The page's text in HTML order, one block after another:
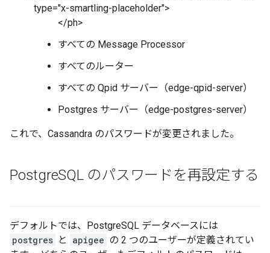
type="x-smartling-placeholder">
</ph>
すべての Message Processor
すべてのルーター
すべての Qpid サーバー（edge-qpid-server）
Postgres サーバー（edge-postgres-server）
これで、Cassandra のパスワードが変更されました。
PostgreSQL のパスワードを再設定する
デフォルトでは、PostgreSQL データベースには
postgres と apigee の 2 つのユーザーが定義されてい